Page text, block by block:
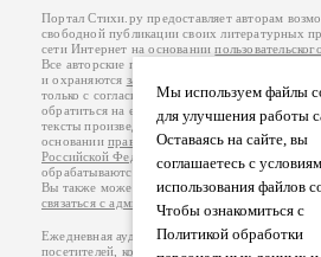
Мы используем файлы
для улучшения работы
Оставаясь на сайте, вы
соглашаетесь с
использования файлов
Чтобы ознакомиться с
Политикой обработки
Портал Стихи.ру предоставляет авторам
свободной публикации своих литературных
сети Интернет на основании
Все авторские права на произведения
и охраняются законом
. Перепечатка
только с согласия его автора, к которому вы
обратиться на его авторской странице.
тексты произведений авторы несут
основанииправил публикациии
Российской Федерации
обрабатываются на основанииПолитики
Вы также можете посмотреть более
связаться с администрацией
Ежедневная аудитория портала Стихи.ру –
посетителей, которые в общей сумме